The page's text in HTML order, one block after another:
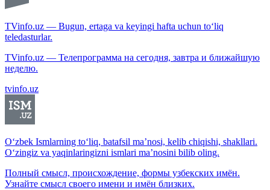
TVinfo.uz — Bugun, ertaga va keyingi hafta uchun to‘liq
teledasturlar.
TVinfo.uz — Телепрограмма на сегодня, завтра и ближайшую
неделю.
tvinfo.uz
O‘zbek Ismlarning to‘liq, batafsil ma’nosi, kelib chiqishi, shakllari.
O‘zingiz va yaqinlaringizni ismlari ma’nosini bilib oling.
Полный смысл, происхождение, формы узбекских имён.
Узнайте смысл своего имени и имён близких.